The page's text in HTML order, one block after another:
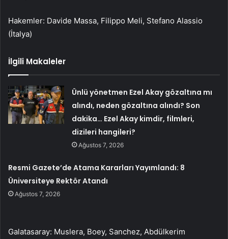
Hakemler: Davide Massa, Filippo Meli, Stefano Alassio
(İtalya)
İlgili Makaleler
Ünlü yönetmen Ezel Akay gözaltına mı
alındı, neden gözaltına alındı? Son
dakika… Ezel Akay kimdir, filmleri,
dizileri hangileri?
Ağustos 7, 2026
Resmi Gazete’de Atama Kararları Yayımlandı: 8
Üniversiteye Rektör Atandı
Ağustos 7, 2026
Galatasaray: Muslera, Boey, Sanchez, Abdülkerim